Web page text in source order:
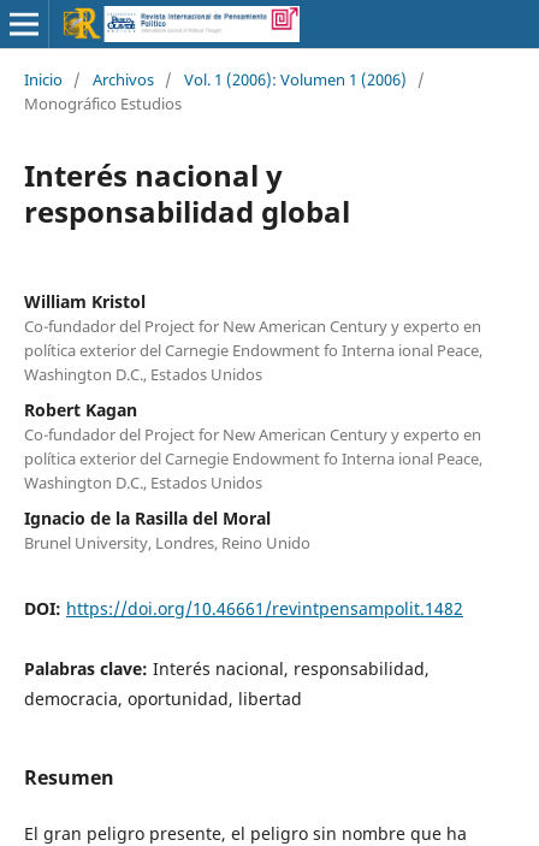
Inicio / Archivos / Vol. 1 (2006): Volumen 1 (2006)
/
Monográfico Estudios
Interés nacional y
responsabilidad global
William Kristol
Co-fundador del Project for New American Century y experto en
política exterior del Carnegie Endowment fo Interna ional Peace,
Washington D.C., Estados Unidos
Robert Kagan
Co-fundador del Project for New American Century y experto en
política exterior del Carnegie Endowment fo Interna ional Peace,
Washington D.C., Estados Unidos
Ignacio de la Rasilla del Moral
Brunel University, Londres, Reino Unido
DOI: https://doi.org/10.46661/revintpensampolit.1482
Palabras clave: Interés nacional, responsabilidad,
democracia, oportunidad, libertad
Resumen
El gran peligro presente, el peligro sin nombre que ha